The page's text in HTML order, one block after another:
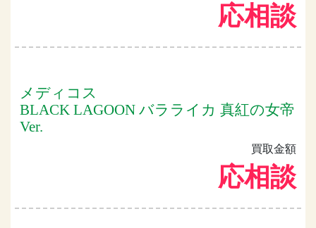
応相談
メディコス
BLACK LAGOON バラライカ 真紅の女帝
Ver.
買取金額
応相談